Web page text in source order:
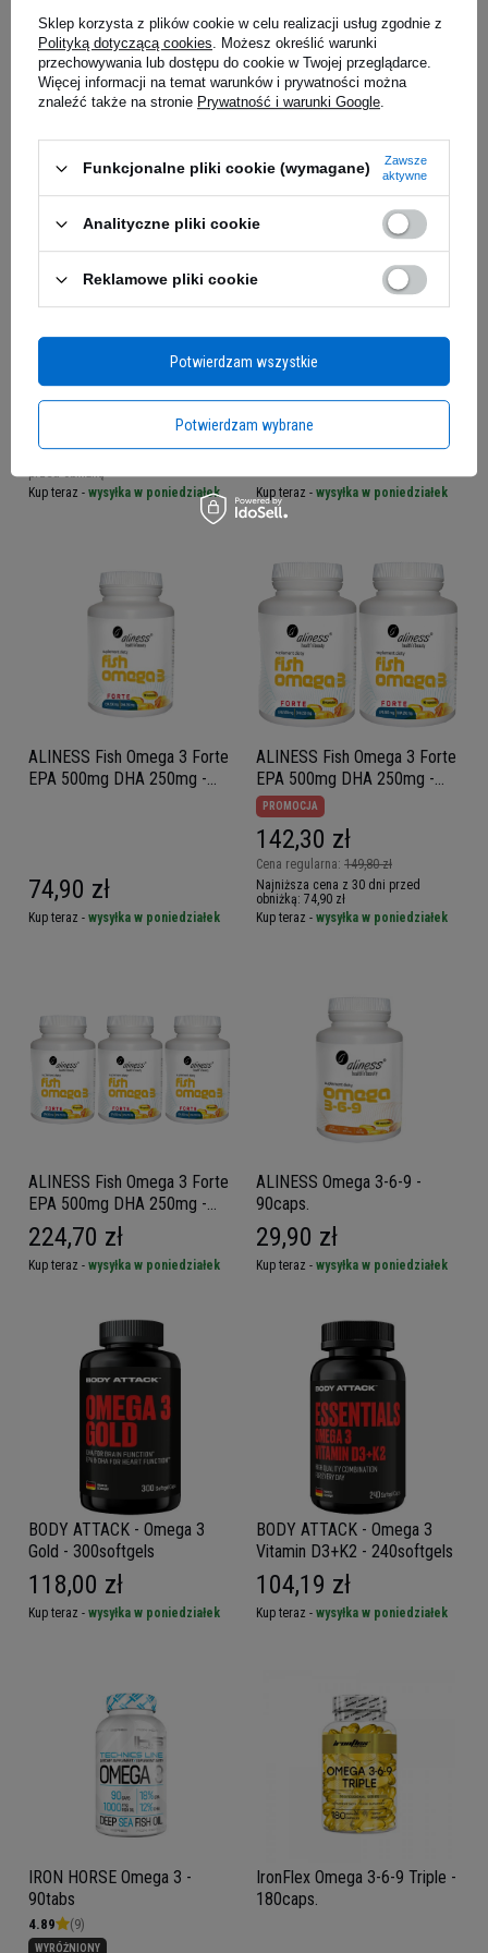
Cena regularna:149,70 zł
134,73 zł
Najniższa cena z 30 dni przed
obniżką:143,70 zł
Kup teraz -wysyłka w poniedziałek
49,90 zł
Kup teraz -wysyłka w poniedziałek
Forte - DHA 250 500mg - 2x
60caps.
PROMOCJA
przed obniżką
Kup teraz - wysyłka w poniedziałek
Forte - DHA 250 500mg -
60caps.
79,90 zł
Kup teraz - wysyłka w poniedziałek
ALINESS Fish Omega 3 Forte
EPA 500mg DHA 250mg -
74,90 zł
Kup teraz - wysyłka w poniedziałek
ALINESS Fish Omega 3 Forte
EPA 500mg DHA 250mg -
90caps. x2
PROMOCJA
Cena regularna: 149,80 zł
142,30 zł
Najniższa cena z 30 dni przed
obniżką: 74,90 zł
Kup teraz - wysyłka w poniedziałek
ALINESS Fish Omega 3 Forte
EPA 500mg DHA 250mg -
90caps. x3
224,70 zł
Kup teraz - wysyłka w poniedziałek
ALINESS Omega 3-6-9 -
90caps.
29,90 zł
Kup teraz - wysyłka w poniedziałek
BODY ATTACK - Omega 3
Gold - 300softgels
118,00 zł
Kup teraz - wysyłka w poniedziałek
BODY ATTACK - Omega 3
Vitamin D3+K2 - 240softgels
104,19 zł
Kup teraz - wysyłka w poniedziałek
IRON HORSE Omega 3 -
90tabs
4.89 (9)
WYRÓŻNIONY
IronFlex Omega 3-6-9 Triple -
180caps.
Sklep korzysta z plików cookie w celu realizacji usług zgodnie z
Polityką dotyczącą cookies. Możesz określić warunki
przechowywania lub dostępu do cookie w Twojej przeglądarce.
Więcej informacji na temat warunków i prywatności można
znaleźć także na stronie Prywatność i warunki Google.
Funkcjonalne pliki cookie (wymagane)
Zawsze
aktywne
Analityczne pliki cookie
Reklamowe pliki cookie
Potwierdzam wybrane
Potwierdzam wszystkie